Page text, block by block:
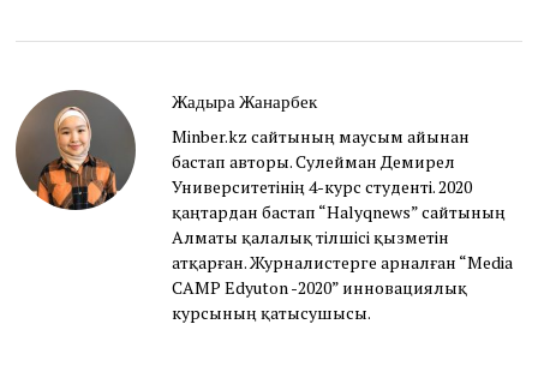
r
7
,
2
2
1
Жадыра Жанарбек
Minber.kz сайтының маусым айынан
бастап авторы. Сулейман Демирел
Университетінің 4-курс студенті. 2020
қаңтардан бастап “Halyqnews” сайтының
Алматы қалалық тілшісі қызметін
атқарған. Журналистерге арналған “Media
CAMP Edyuton -2020” инновациялық
курсының қатысушысы.